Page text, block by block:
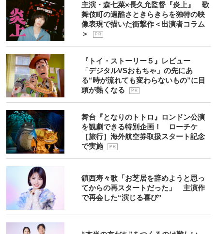
主演・森七菜×長久允監督『炎上』 歌
舞伎町の過酷さときらきらを独特の映
像表現で描いた衝撃作＜出演者コラム
＞
P R
『トイ・ストーリー５』レビュー
「デジタルVSおもちゃ」の先にあ
る“時が流れても変わらないもの”に目
頭が熱くなる
P R
舞台『となりのトトロ』ロンドン公演
を観劇できる特別企画！ ローチケ
［旅行］海外航空券取扱スタート記念
で実施
P R
鎮西寿々歌「お芝居を辞めようと思っ
てからの再スタートだった」 主演作
で再会した“演じる喜び”